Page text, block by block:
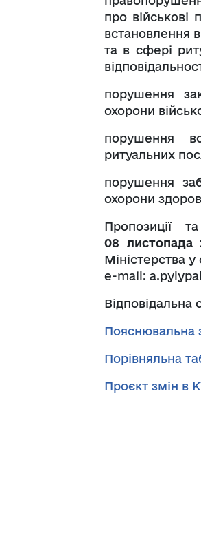
про
встановлення
та в сфері
порушення
охорони
порушення
ритуальних
порушення
охорони
Пропозиції
08 листопада
Міністерства
е-mail:
Пояснювальна
Порівняльна
Проєкт змін в